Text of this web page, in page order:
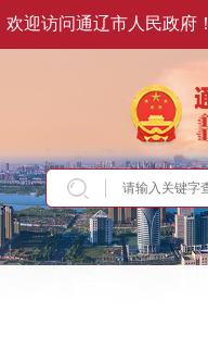
欢迎访问通辽市人民政府！